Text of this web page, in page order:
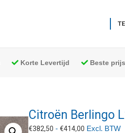
Korte Levertijd Beste
Citroën Berlingo
€382,50 - €414,00 Prijsklasse:
Excl. BTW